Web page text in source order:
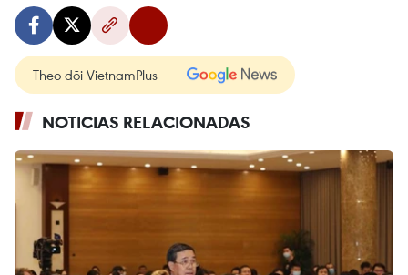
Theo dõi VietnamPlus
NOTICIAS RELACIONADAS